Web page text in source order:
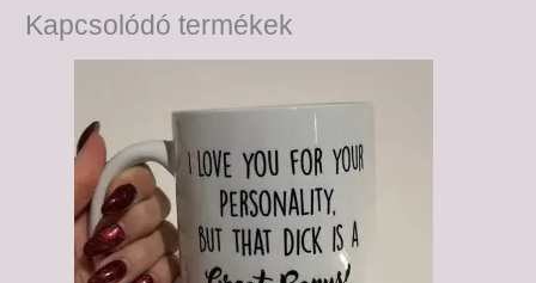
Kapcsolódó termékek
6,500 Ft